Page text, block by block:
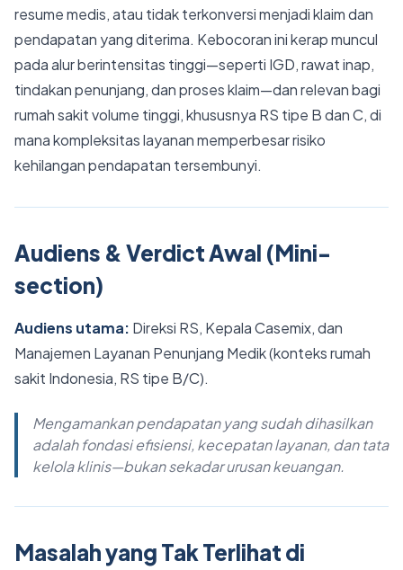
resume medis, atau tidak terkonversi menjadi klaim dan
pendapatan yang diterima. Kebocoran ini kerap muncul
pada alur berintensitas tinggi—seperti IGD, rawat inap,
tindakan penunjang, dan proses klaim—dan relevan bagi
rumah sakit volume tinggi, khususnya RS tipe B dan C, di
mana kompleksitas layanan memperbesar risiko
kehilangan pendapatan tersembunyi.
Audiens & Verdict Awal (Mini-
section)
Audiens utama: Direksi RS, Kepala Casemix, dan
Manajemen Layanan Penunjang Medik (konteks rumah
sakit Indonesia, RS tipe B/C).
Mengamankan pendapatan yang sudah dihasilkan
adalah fondasi efisiensi, kecepatan layanan, dan tata
kelola klinis—bukan sekadar urusan keuangan.
Masalah yang Tak Terlihat di